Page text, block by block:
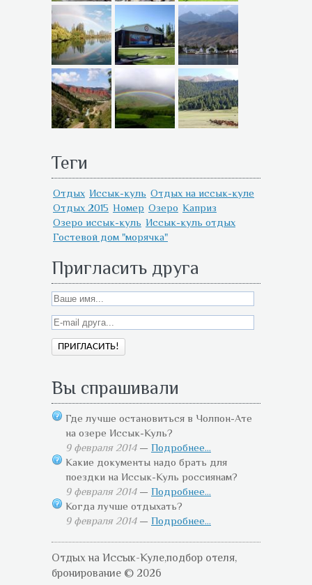
Теги
Отдых Иссык-куль Отдых на иссык-куле
Отдых 2015 Номер Озеро Каприз
Озеро иссык-куль Иссык-куль отдых
Гостевой дом "морячка"
Пригласить друга
Вы спрашивали
Где лучше остановиться в Чолпон-Ате
на озере Иссык-Куль?
9 февраля 2014— Подробнее...
Какие документы надо брать для
поездки на Иссык-Куль россиянам?
9 февраля 2014— Подробнее...
Когда лучше отдыхать?
9 февраля 2014— Подробнее...
Отдых на Иссык-Куле,подбор отеля,
бронирование © 2026